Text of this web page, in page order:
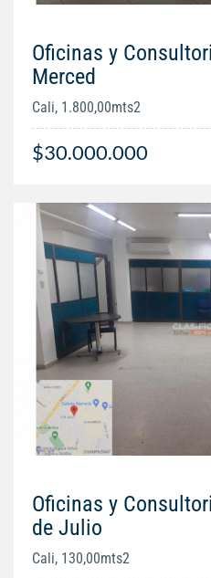
Oficinas y
Merced
Cali, 1.800,00mts2
$30.000.000
Oficinas y
de Julio
Cali, 130,00mts2